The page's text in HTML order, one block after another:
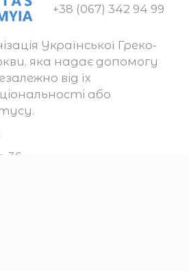
+38 (067) 342 94 99
Української Греко-
яка надає допомогу
від їх
або
36